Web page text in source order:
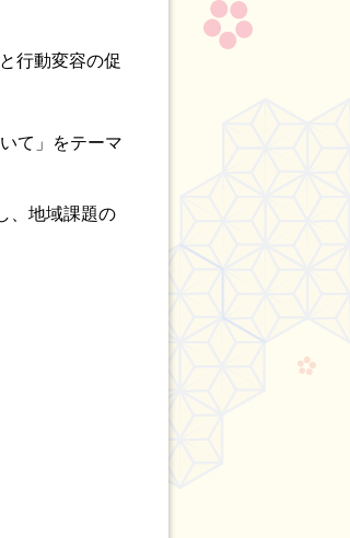
行動変容の促
て」をテーマ
、地域課題の